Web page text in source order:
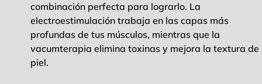
combinación perfecta para lograrlo. La
electroestimulación trabaja en las capas más
profundas de tus músculos, mientras que la
vacumterapia elimina toxinas y mejora la textura de
piel.